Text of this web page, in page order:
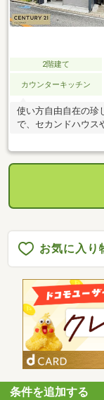
2階建て
カウンターキッチン
使い方自由自在の珍
で、セカンドハウス
お気に入り
条件を追加する